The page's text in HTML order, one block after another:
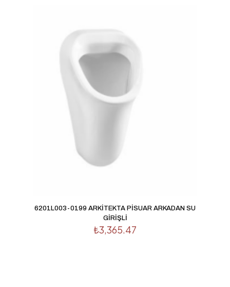
6201L003-0199 ARKİTEKTA PİSUAR ARKADAN SU
GİRİŞLİ
₺3,365.47